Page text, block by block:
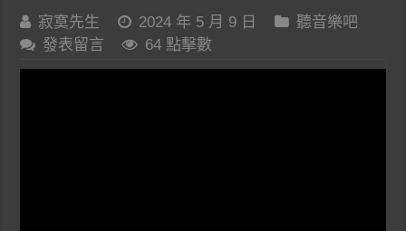
寂寞先生 2024 年 5 月 9 日
聽音樂吧
發表留言
64 點擊數